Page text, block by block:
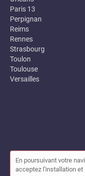
Paris 13
Perpignan
Reims
Rennes
Strasbourg
Toulon
Toulouse
Versailles
© Annuaire des
Mon compte|
En poursuivant votre
acceptez l'installation